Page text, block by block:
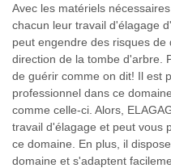
Avec les matériels
chacun leur travail d'élagage
peut engendre des risques
direction de la tombe d'arbre.
de guérir comme on dit! Il est
professionnel dans ce
comme celle-ci. Alors,
travail d'élagage et peut vous
ce domaine. En plus, il
domaine et s'adaptent